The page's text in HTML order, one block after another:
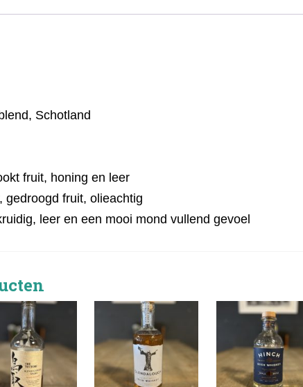
Schotland
fruit, honing en leer
gedroogd fruit, olieachtig
leer en een mooi mond vullend gevoel